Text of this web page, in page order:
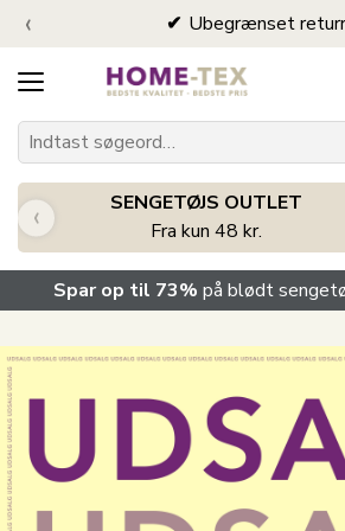
Ubegrænset
‹
SENGETØJS OUTLET
Fra kun 48 kr.
‹
Spar op til 73% på blødt